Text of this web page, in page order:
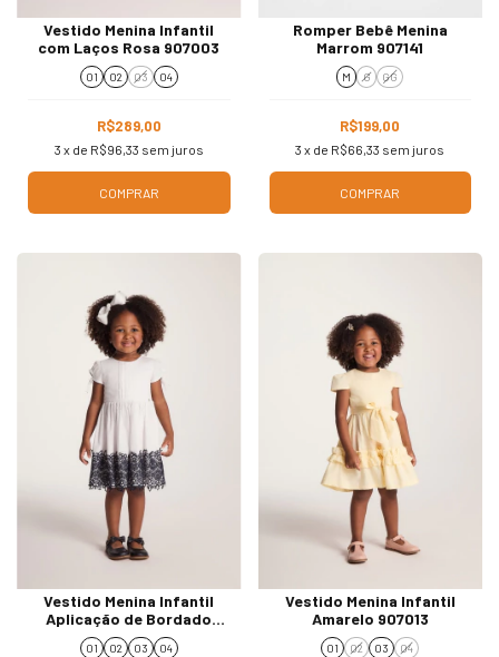
Vestido Menina Infantil
com Laços Rosa 907003
01 02 03 04
R$289,00
3 x de R$96,33 sem juros
COMPRAR
Romper Bebê Menina
Marrom 907141
M G GG
R$199,00
3 x de R$66,33 sem juros
COMPRAR
Vestido Menina Infantil
Aplicação de Bordado
Branco 907051
01 02 03 04
Vestido Menina Infantil
Amarelo 907013
01 02 03 04